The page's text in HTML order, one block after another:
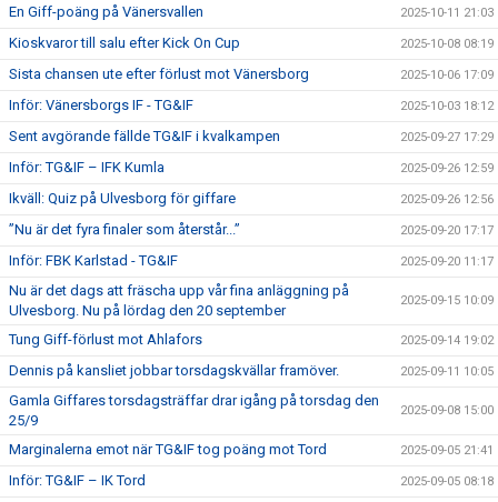
En Giff-poäng på Vänersvallen 2025-10-11 21:03
Kioskvaror till salu efter Kick On Cup 2025-10-08 08:19
Sista chansen ute efter förlust mot Vänersborg 2025-10-06 17:09
Inför: Vänersborgs IF - TG&IF 2025-10-03 18:12
Sent avgörande fällde TG&IF i kvalkampen 2025-09-27 17:29
Inför: TG&IF – IFK Kumla 2025-09-26 12:59
Ikväll: Quiz på Ulvesborg för giffare 2025-09-26 12:56
”Nu är det fyra finaler som återstår...” 2025-09-20 17:17
Inför: FBK Karlstad - TG&IF 2025-09-20 11:17
Nu är det dags att fräscha upp vår fina anläggning på
Ulvesborg. Nu på lördag den 20 september
2025-09-15 10:09
Tung Giff-förlust mot Ahlafors 2025-09-14 19:02
Dennis på kansliet jobbar torsdagskvällar framöver. 2025-09-11 10:05
Gamla Giffares torsdagsträffar drar igång på torsdag den
25/9
2025-09-08 15:00
Marginalerna emot när TG&IF tog poäng mot Tord 2025-09-05 21:41
Inför: TG&IF – IK Tord 2025-09-05 08:18